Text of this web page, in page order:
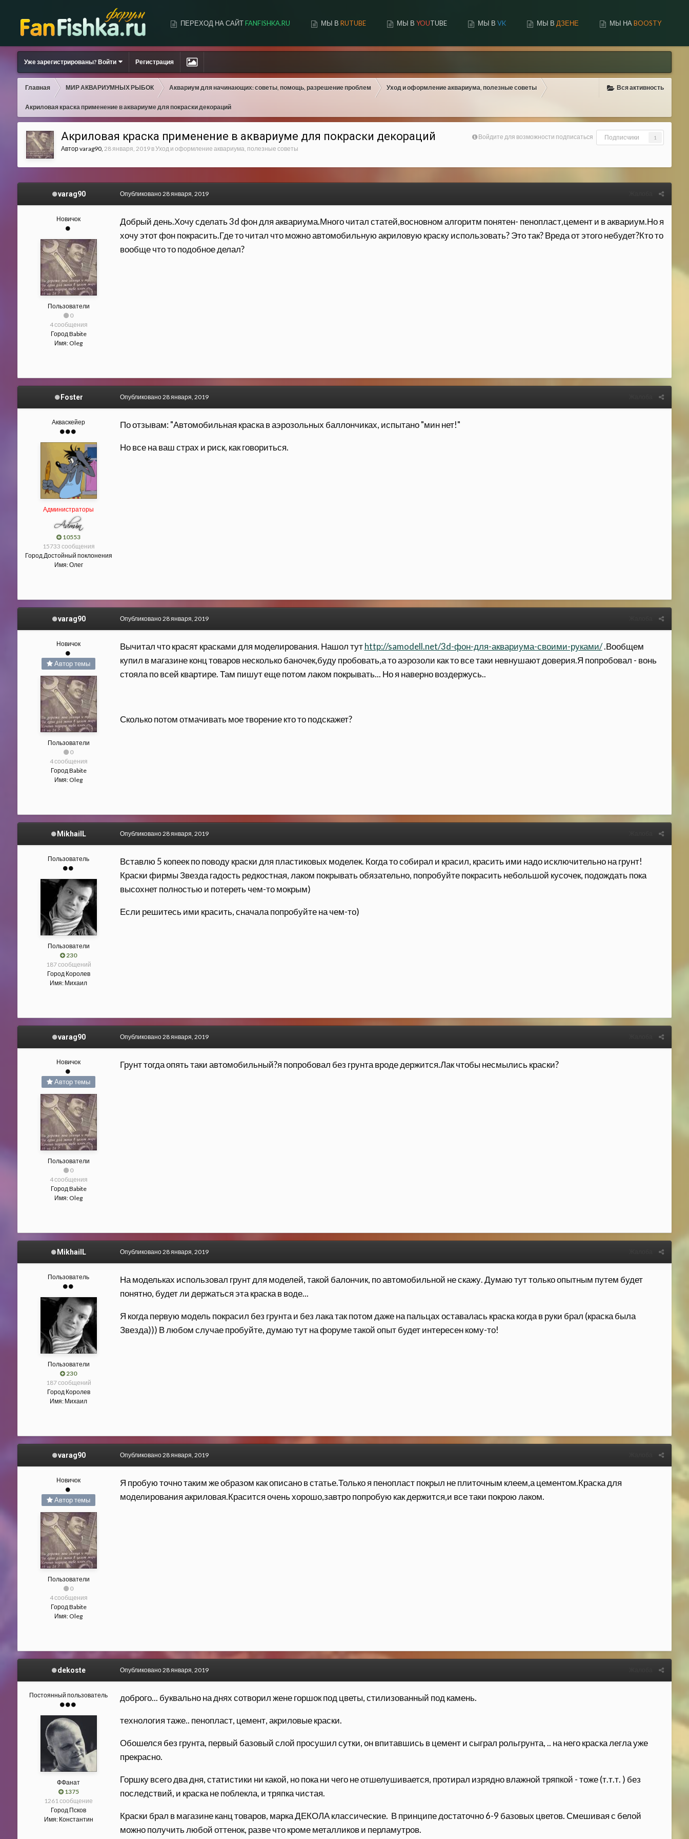
ПЕРЕХОД НА САЙТFANFISHKA.RU МЫ ВRUTUBE МЫ ВYOUTUBE МЫ ВVK МЫ В ДЗЕНЕ МЫ НАBOOSTY
Уже зарегистрированы? Войти Регистрация
Вся активность
Главная МИР АКВАРИУМНЫХ РЫБОК Аквариум для начинающих: советы, помощь, разрешение проблем Уход и оформление аквариума, полезные советы
Акриловая краска применение в аквариуме для покраски декораций
Войдите для возможности подписаться Подписчики 1
Акриловая краска применение в аквариуме для покраски декораций
Авторvarag90, 28 января, 2019вУход и оформление аквариума, полезные советы
varag90
Новичок
Пользователи
0
4 сообщения
ГородBabite
Имя:Oleg
Опубликовано28 января, 2019
Добрый день.Хочу сделать 3d фон для аквариума.Много читал статей,восновном алгоритм понятен- пенопласт,цемент и в аквариум.Но я
хочу этот фон покрасить.Где то читал что можно автомобильную акриловую краску использовать? Это так? Вреда от этого небудет?Кто то
вообще что то подобное делал?
Foster
Акваскейер
Администраторы
10553
15733 сообщения
ГородДостойный поклонения
Имя:Олег
Опубликовано28 января, 2019
По отзывам: "Автомобильная краска в аэрозольных баллончиках, испытано "мин нет!"
Но все на ваш страх и риск, как говориться.
varag90
Новичок
Автор темы
Пользователи
0
4 сообщения
ГородBabite
Имя:Oleg
Опубликовано28 января, 2019
Вычитал что красят красками для моделирования. Нашол тутhttp://samodell.net/3d-фон-для-аквариума-своими-руками/.Вообщем
купил в магазине конц товаров несколько баночек,буду пробовать,а то аэрозоли как то все таки невнушают доверия.Я попробовал - вонь
стояла по всей квартире. Там пишут еще потом лаком покрывать... Но я наверно воздержусь..
Сколько потом отмачивать мое творение кто то подскажет?
MikhailL
Пользователь
Пользователи
230
187 сообщений
Город Королев
Имя: Михаил
Опубликовано28 января, 2019
Вставлю 5 копеек по поводу краски для пластиковых моделек. Когда то собирал и красил, красить ими надо исключительно на грунт!
Краски фирмы Звезда гадость редкостная, лаком покрывать обязательно, попробуйте покрасить небольшой кусочек, подождать пока
высохнет полностью и потереть чем-то мокрым)
Если решитесь ими красить, сначала попробуйте на чем-то)
varag90
Новичок
Автор темы
Пользователи
0
4 сообщения
ГородBabite
Имя:Oleg
Опубликовано28 января, 2019
Грунт тогда опять таки автомобильный?я попробовал без грунта вроде держится.Лак чтобы несмылись краски?
MikhailL
Пользователь
Пользователи
230
187 сообщений
Город Королев
Имя: Михаил
Опубликовано28 января, 2019
На модельках использовал грунт для моделей, такой балончик, по автомобильной не скажу. Думаю тут только опытным путем будет
понятно, будет ли держаться эта краска в воде...
Я когда первую модель покрасил без грунта и без лака так потом даже на пальцах оставалась краска когда в руки брал (краска была
Звезда))) В любом случае пробуйте, думаю тут на форуме такой опыт будет интересен кому-то!
varag90
Новичок
Автор темы
Пользователи
0
4 сообщения
ГородBabite
Имя:Oleg
Опубликовано28 января, 2019
Я пробую точно таким же образом как описано в статье.Только я пенопласт покрыл не плиточным клеем,а цементом.Краска для
моделирования акриловая.Красится очень хорошо,завтро попробую как держится,и все таки покрою лаком.
dekoste
Постоянный пользователь
ФФанат
1375
1261 сообщение
Город Псков
Имя: Константин
Опубликовано28 января, 2019
доброго... буквально на днях сотворил жене горшок под цветы, стилизованный под камень.
технология таже.. пенопласт, цемент, акриловые краски.
Обошелся без грунта, первый базовый слой просушил сутки, он впитавшись в цемент и сыграл рольгрунта, .. на него краска легла уже
прекрасно.
Горшку всего два дня, статистики ни какой, но пока ни чего не отшелушивается, протирал изрядно влажной тряпкой - тоже (т.т.т. ) без
последствий, и краска не поблекла, и тряпка чистая.
Краски брал в магазине канц товаров, марка ДЕКОЛА классические. В принципе достаточно 6-9 базовых цветов. Смешивая с белой
можно получить любой оттенок, разве что кроме металликов и перламутров.